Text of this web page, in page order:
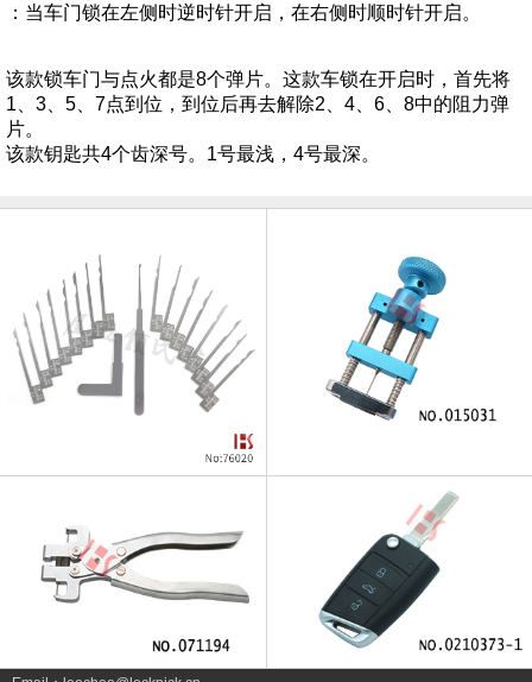
：当车门锁在左侧时逆时针开启，在右侧时顺时针开启。
该款锁车门与点火都是8个弹片。这款车锁在开启时，首先将
1、3、5、7点到位，到位后再去解除2、4、6、8中的阻力弹
片。
该款钥匙共4个齿深号。1号最浅，4号最深。